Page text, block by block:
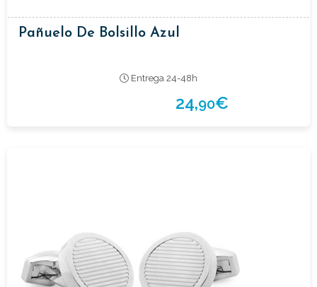
Pañuelo De Bolsillo Azul
Entrega 24-48h
24,90€